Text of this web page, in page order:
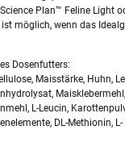
Plan™ Feline Light
möglich, wenn das
Dosenfutters:
Maisstärke, Huhn,
L-Leucin,
DL-Methionin,